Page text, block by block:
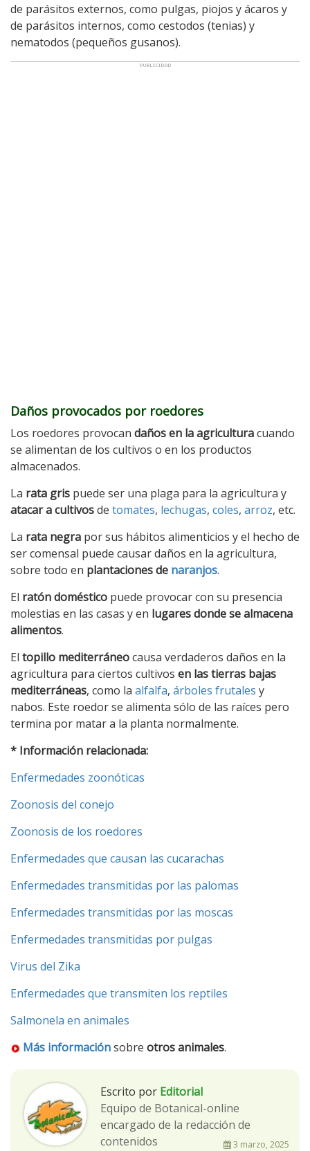
de parásitos externos, como pulgas, piojos y ácaros y
de parásitos internos, como cestodos (tenias) y
nematodos (pequeños gusanos).
Daños provocados por roedores
Los roedores provocan daños en la agriculturacuando
se alimentan de los cultivos o en los productos
almacenados.
La rata gris puede ser una plaga para la agricultura y
atacar a cultivosde tomates, lechugas, coles, arroz, etc.
La rata negra por sus hábitos alimenticios y el hecho de
ser comensal puede causar daños en la agricultura,
sobre todo en plantaciones de naranjos.
El ratón doméstico puede provocar con su presencia
molestias en las casas y en lugares donde se almacena
alimentos.
El topillo mediterráneocausa verdaderos daños en la
agricultura para ciertos cultivos en las tierras bajas
mediterráneas, como la alfalfa, árboles frutales y
nabos. Este roedor se alimenta sólo de las raíces pero
termina por matar a la planta normalmente.
* Información relacionada:
Enfermedades zoonóticas
Zoonosis del conejo
Zoonosis de los roedores
Enfermedades que causan las cucarachas
Enfermedades transmitidas por las palomas
Enfermedades transmitidas por las moscas
Enfermedades transmitidas por pulgas
Virus del Zika
Enfermedades que transmiten los reptiles
Salmonela en animales
Más informaciónsobre otros animales.
Escrito por Editorial
Equipo de Botanical-online
encargado de la redacción de
contenidos
3 marzo, 2025